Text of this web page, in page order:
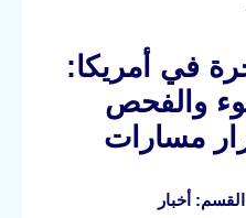
في أمريكا:
والفحص
مسارات
القسم: أخبار